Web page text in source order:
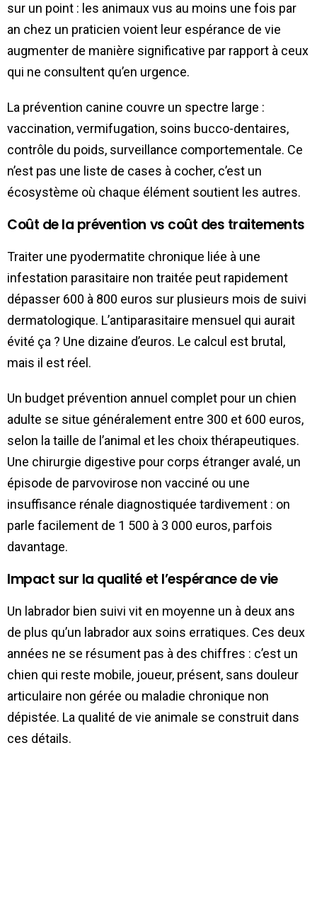
sur un point : les animaux vus au moins une fois par
an chez un praticien voient leur espérance de vie
augmenter de manière significative par rapport à ceux
qui ne consultent qu’en urgence.
La prévention canine couvre un spectre large :
vaccination, vermifugation, soins bucco-dentaires,
contrôle du poids, surveillance comportementale. Ce
n’est pas une liste de cases à cocher, c’est un
écosystème où chaque élément soutient les autres.
Coût de la prévention vs coût des traitements
Traiter une pyodermatite chronique liée à une
infestation parasitaire non traitée peut rapidement
dépasser 600 à 800 euros sur plusieurs mois de suivi
dermatologique. L’antiparasitaire mensuel qui aurait
évité ça ? Une dizaine d’euros. Le calcul est brutal,
mais il est réel.
Un budget prévention annuel complet pour un chien
adulte se situe généralement entre 300 et 600 euros,
selon la taille de l’animal et les choix thérapeutiques.
Une chirurgie digestive pour corps étranger avalé, un
épisode de parvovirose non vacciné ou une
insuffisance rénale diagnostiquée tardivement : on
parle facilement de 1 500 à 3 000 euros, parfois
davantage.
Impact sur la qualité et l’espérance de vie
Un labrador bien suivi vit en moyenne un à deux ans
de plus qu’un labrador aux soins erratiques. Ces deux
années ne se résument pas à des chiffres : c’est un
chien qui reste mobile, joueur, présent, sans douleur
articulaire non gérée ou maladie chronique non
dépistée. La qualité de vie animale se construit dans
ces détails.